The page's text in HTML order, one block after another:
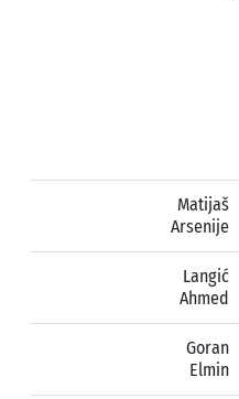
Matijaš
Arsenije
Langić
Ahmed
Goran
Elmin